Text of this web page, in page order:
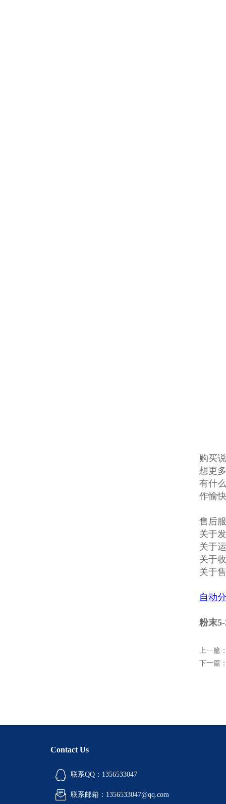
购买
想更
有什
作愉
售后
关于
关于
关于
关于
自动
粉末
上一篇
下一篇
Contact Us
联系QQ：1356533047
联系邮箱：1356533047@qq.com